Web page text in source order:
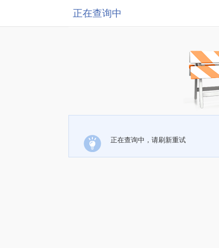
正在查询中
正在查询中，请刷新重试